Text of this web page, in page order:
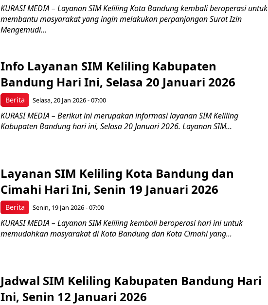
KURASI MEDIA – Layanan SIM Keliling Kota Bandung kembali beroperasi untuk
membantu masyarakat yang ingin melakukan perpanjangan Surat Izin
Mengemudi...
Berita
Info Layanan SIM Keliling Kabupaten
Bandung Hari Ini, Selasa 20 Januari 2026
Selasa, 20 Jan 2026 - 07:00
KURASI MEDIA – Berikut ini merupakan informasi layanan SIM Keliling
Kabupaten Bandung hari ini, Selasa 20 Januari 2026. Layanan SIM...
Berita
Layanan SIM Keliling Kota Bandung dan
Cimahi Hari Ini, Senin 19 Januari 2026
Senin, 19 Jan 2026 - 07:00
KURASI MEDIA – Layanan SIM Keliling kembali beroperasi hari ini untuk
memudahkan masyarakat di Kota Bandung dan Kota Cimahi yang...
Jadwal SIM Keliling Kabupaten Bandung Hari
Ini, Senin 12 Januari 2026